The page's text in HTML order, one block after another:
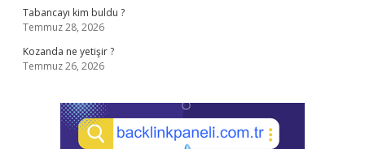
Tabancayı kim buldu ?
Temmuz 28, 2026
Kozanda ne yetişir ?
Temmuz 26, 2026